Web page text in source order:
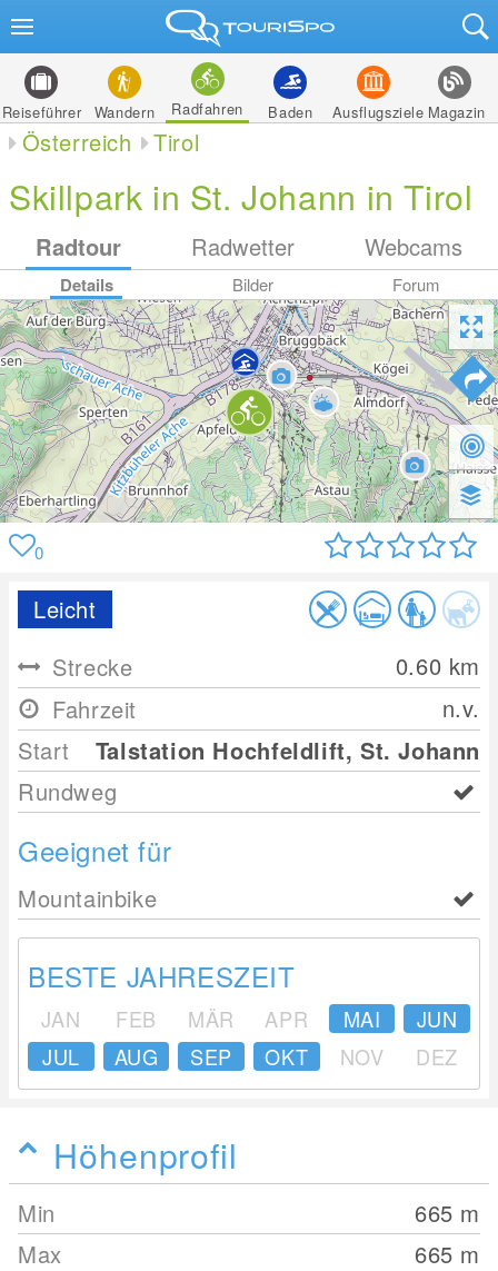
Reiseführer Wandern Radfahren Baden Ausflugsziele Magazin
Österreich Tirol
Skillpark in St. Johann in Tirol
Radtour Radwetter Webcams
Details Bilder Forum
0
Leicht
Strecke
0.60 km
Fahrzeit
n.v.
Start
Talstation Hochfeldlift, St. Johann
Rundweg
Geeignet für
Mountainbike
BESTE JAHRESZEIT
JAN FEB MÄR APR MAI
JUN
JUL
AUG SEP OKT NOV DEZ
Höhenprofil
Min 665 m
Max
665 m